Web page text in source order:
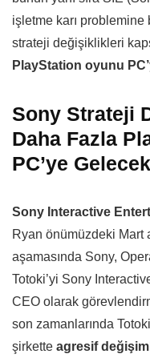
işletme karı problemine
strateji değişiklikleri
PlayStation oyunu
Sony Strateji
Daha Fazla
PC’ye
Sony Interactive
Ryan önümüzdeki Mart
aşamasında Sony,
Totoki’yi Sony
CEO olarak
son zamanlarında
şirkette agresif